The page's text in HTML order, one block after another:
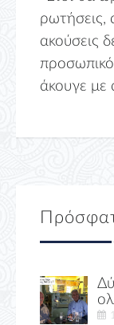
ρωτήσεις,
ακούσεις
άκουγε με